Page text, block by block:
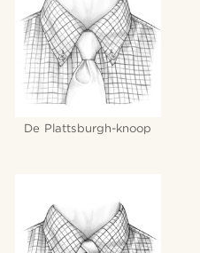
De Plattsburgh-knoop